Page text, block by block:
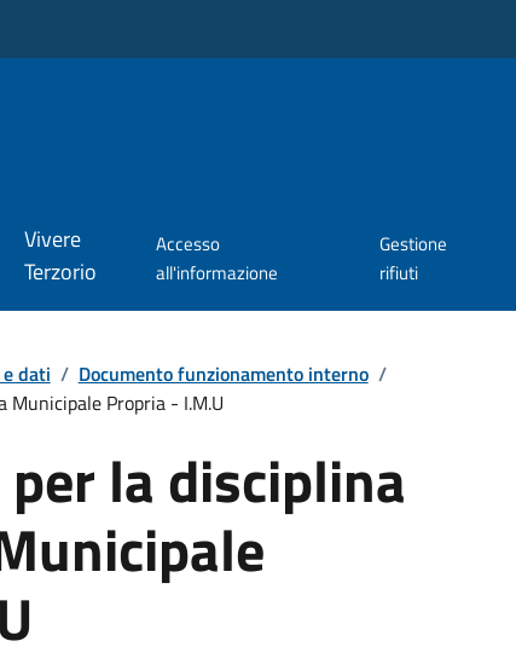
Vivere
Terzorio
Accesso
all'informazione
Gestione
rifiuti
dati / Documento funzionamento interno /
Municipale Propria - I.M.U
la disciplina